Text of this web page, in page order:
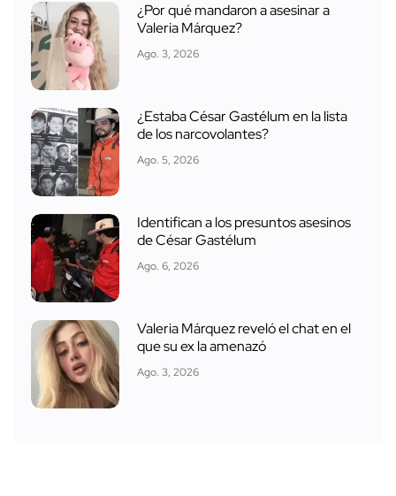
¿Por qué mandaron a asesinar a
Valeria Márquez?
Ago. 3, 2026
¿Estaba César Gastélum en la lista
de los narcovolantes?
Ago. 5, 2026
Identifican a los presuntos asesinos
de César Gastélum
Ago. 6, 2026
Valeria Márquez reveló el chat en el
que su ex la amenazó
Ago. 3, 2026